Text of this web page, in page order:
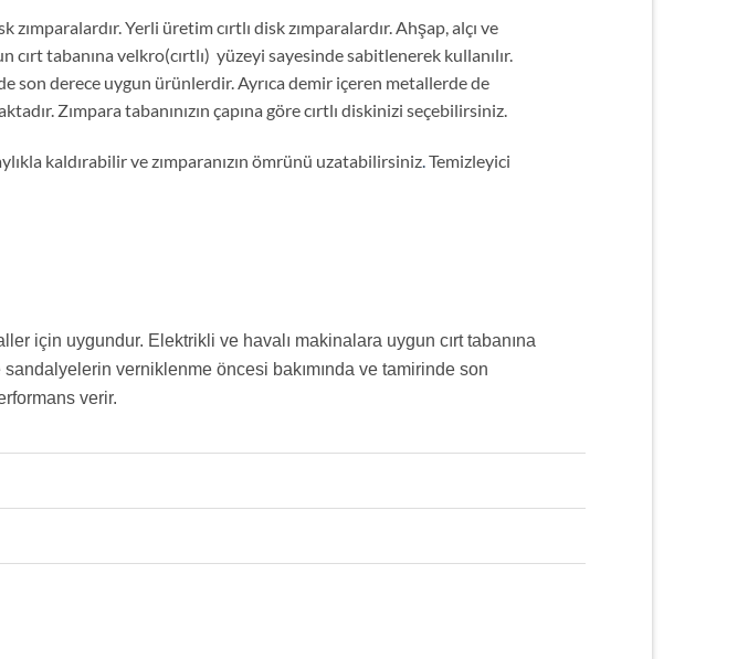
zımparalardır. Yerli üretim cırtlı disk zımparalardır. Ahşap, alçı ve
tabanına velkro(cırtlı) yüzeyi sayesinde sabitlenerek kullanılır.
son derece uygun ürünlerdir. Ayrıca demir içeren metallerde de
Zımpara tabanınızın çapına göre cırtlı diskinizi seçebilirsiniz.
kaldırabilir ve zımparanızın ömrünü uzatabilirsiniz.Temizleyici
için uygundur. Elektrikli ve havalı makinalara uygun cırt tabanına
verniklenme öncesi bakımında ve tamirinde son
verir.